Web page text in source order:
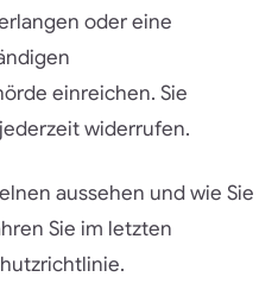
oder eine
einreichen. Sie
widerrufen.
aussehen und wie Sie
Sie im letzten